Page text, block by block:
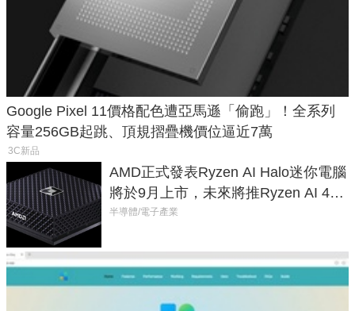
Google Pixel 11價格配色遭亞馬遜「偷跑」！全系列
容量256GB起跳、頂規摺疊機價位逼近7萬
3C新品
AMD正式發表Ryzen AI Halo迷你電腦
將於9月上市，未來將推Ryzen AI 400
Max系列處理器與對應升級版
半導體/電子產業